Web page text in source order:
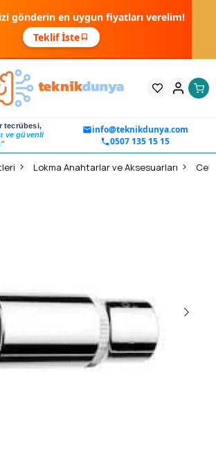
gönderin en uygun fiyatları verelim!
Teklif İste
tecrübesi,
ve güvenli
info@teknikdunya.com
0507 135 15 15
Lokma Anahtarlar ve Aksesuarları